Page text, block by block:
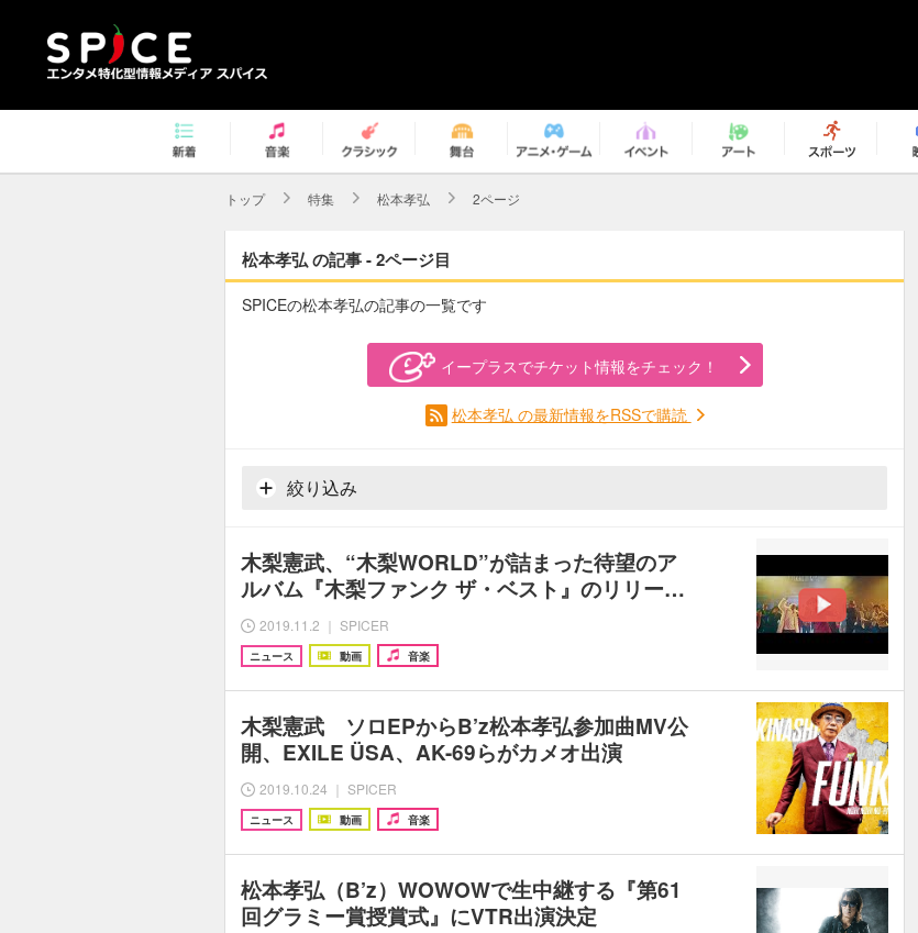
トップ 特集 松本孝弘 2ページ
松本孝弘 の記事 - 2ページ目
SPICEの松本孝弘の記事の一覧です
イープラスでチケット情報をチェック！
松本孝弘 の最新情報をRSSで購読
絞り込み
木梨憲武、“木梨WORLD”が詰まった待望のア
ルバム『木梨ファンク ザ・ベスト』のリリー…
2019.11.2 ｜ SPICER
ニュース 動画 音楽
木梨憲武 ソロEPからB’z松本孝弘参加曲MV公
開、EXILE ÜSA、AK-69らがカメオ出演
2019.10.24 ｜ SPICER
ニュース 動画 音楽
松本孝弘（B’z）WOWOWで生中継する『第61
回グラミー賞授賞式』にVTR出演決定